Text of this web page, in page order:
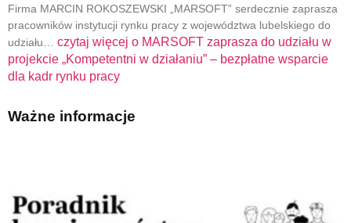
Firma MARCIN ROKOSZEWSKI „MARSOFT” serdecznie zaprasza
pracowników instytucji rynku pracy z województwa lubelskiego do
udziału… czytaj więcej o MARSOFT zaprasza do udziału w
projekcie „Kompetentni w działaniu” – bezpłatne wsparcie
dla kadr rynku pracy
Ważne informacje